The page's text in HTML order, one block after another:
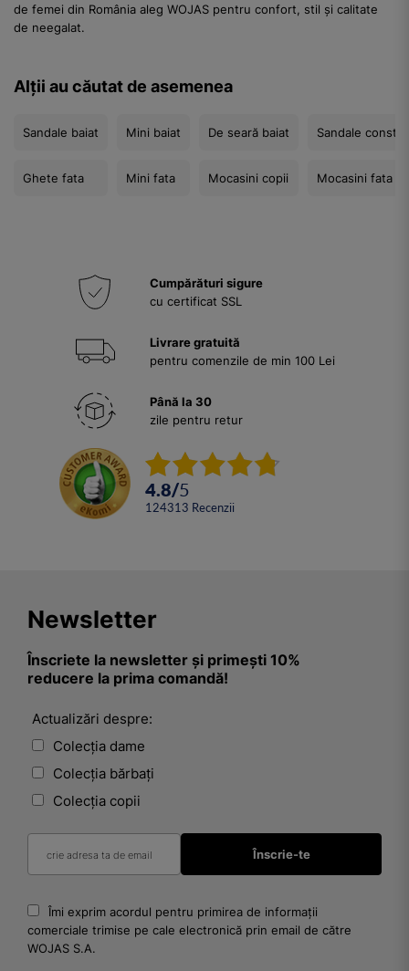
de femei din România aleg WOJAS pentru confort, stil și calitate
de neegalat.
Alții au căutat de asemenea
Sandale baiat
Ghete fata
Mini baiat
Mini fata
De seară baiat
Mocasini copii
Sandale
Mocasini fata
Cumpărături sigure
cu certificat SSL
Livrare gratuită
pentru comenzile de min 100 Lei
Până la 30
zile pentru retur
4.8/5
124313 Recenzii
Newsletter
Înscriete la newsletter și primești 10%
reducere la prima comandă!
Actualizări despre:
Colecția dame
Colecția bărbați
Colecția copii
Îmi exprim acordul pentru primirea de informații
comerciale trimise pe cale electronică prin email de către
WOJAS S.A.